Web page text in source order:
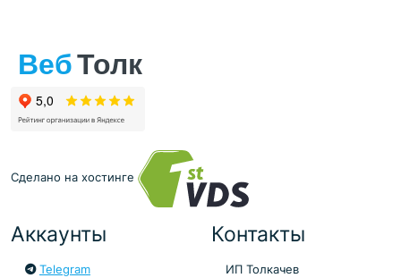
Сделано на хостинге
Аккаунты
Telegram
Контакты
ИП Толкачев